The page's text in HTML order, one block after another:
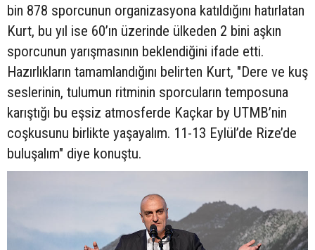
bin 878 sporcunun organizasyona katıldığını hatırlatan
Kurt, bu yıl ise 60’ın üzerinde ülkeden 2 bini aşkın
sporcunun yarışmasının beklendiğini ifade etti.
Hazırlıkların tamamlandığını belirten Kurt, "Dere ve kuş
seslerinin, tulumun ritminin sporcuların temposuna
karıştığı bu eşsiz atmosferde Kaçkar by UTMB’nin
coşkusunu birlikte yaşayalım. 11-13 Eylül’de Rize’de
buluşalım" diye konuştu.